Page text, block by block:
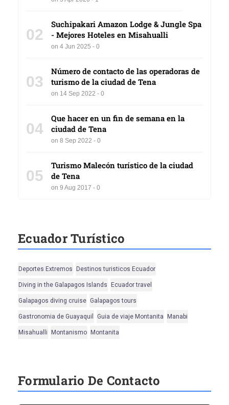
02
Suchipakari Amazon Lodge & Jungle Spa
- Mejores Hoteles en Misahualli
on 4 Jun 2025 - 0
03
Número de contacto de las operadoras de
turismo de la ciudad de Tena
on 14 Sep 2022 - 0
04
Que hacer en un fin de semana en la
ciudad de Tena
on 8 Sep 2022 - 0
05
Turismo Malecón turístico de la ciudad
de Tena
on 9 Aug 2017 - 0
Ecuador Turístico
Deportes Extremos Destinos turisticos Ecuador
Diving in the Galapagos Islands Ecuador travel
Galapagos diving cruise Galapagos tours
Gastronomia de Guayaquil Guia de viaje Montanita Manabi
Misahualli Montanismo Montanita
Formulario De Contacto